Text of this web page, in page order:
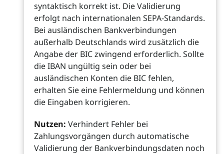
syntaktisch korrekt ist. Die Validierung
erfolgt nach internationalen SEPA-Standards.
Bei ausländischen Bankverbindungen
außerhalb Deutschlands wird zusätzlich die
Angabe der BIC zwingend erforderlich. Sollte
die IBAN ungültig sein oder bei
ausländischen Konten die BIC fehlen,
erhalten Sie eine Fehlermeldung und können
die Eingaben korrigieren.
Nutzen: Verhindert Fehler bei
Zahlungsvorgängen durch automatische
Validierung der Bankverbindungsdaten noch